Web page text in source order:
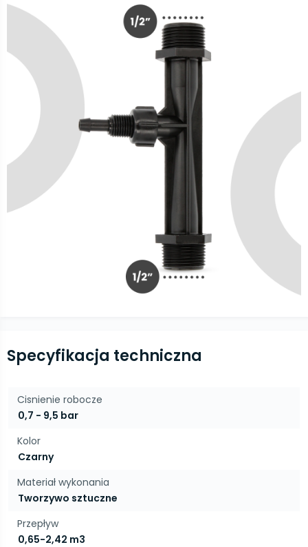
Specyfikacja techniczna
Cisnienie robocze
0,7 - 9,5 bar
Kolor
Czarny
Materiał wykonania
Tworzywo sztuczne
Przepływ
0,65-2,42 m3